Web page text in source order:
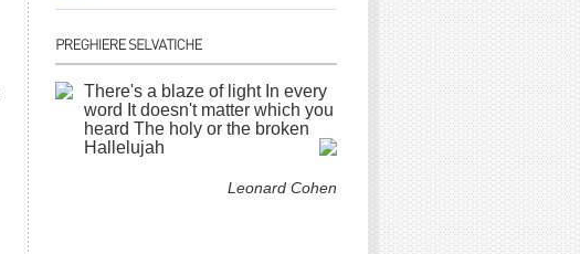
There's a blaze of light In every
word It doesn't matter which you
heard The holy or the broken
Hallelujah
Leonard Cohen